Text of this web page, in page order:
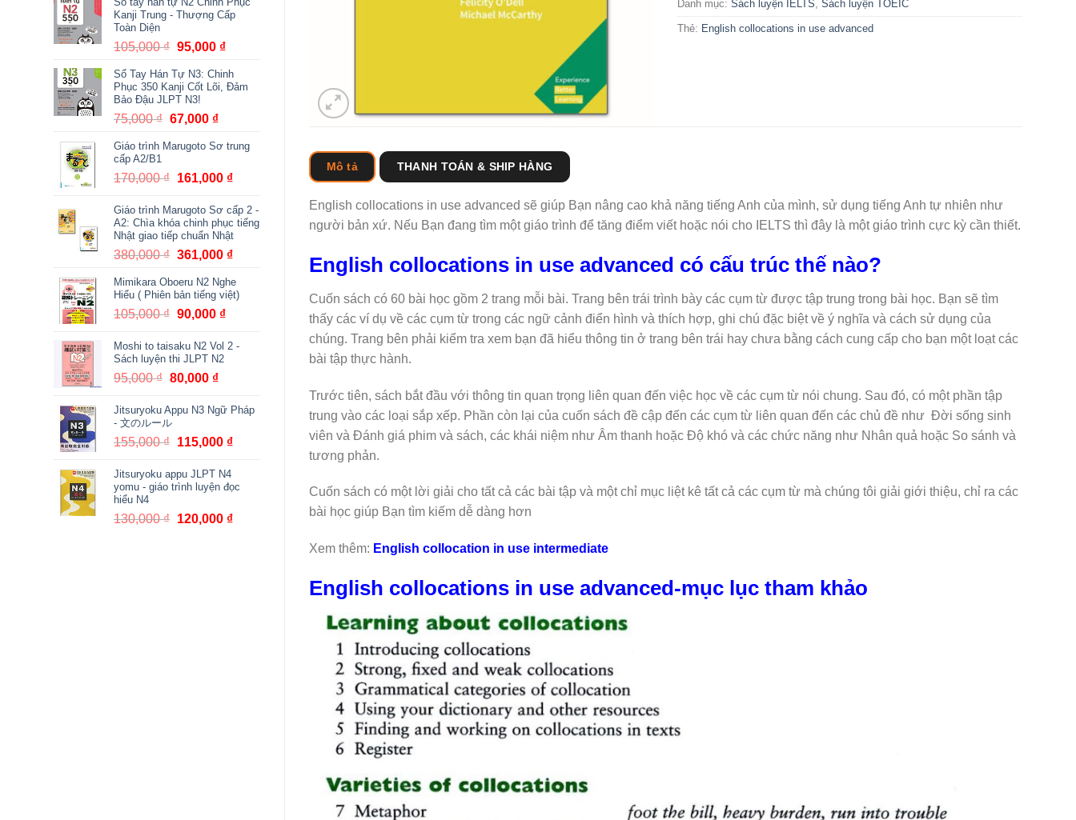
140,000 ₫.là:
Kanji Trung - Thượng Cấp
Toàn Diện
105,000₫ Giá
là:
105,000 ₫.
95,000 ₫Giá
tại
Sổ Tay Hán Tự N3: Chinh
Phục 350 Kanji Cốt Lõi, Đảm
Bảo Đậu JLPT N3!
75,000₫ Giá
là:
67,000 ₫Giá
tại
67,000 ₫.
Giáo trình Marugoto Sơ trung
cấp A2/B1
170,000₫ Giá
là:
170,000 ₫.
161,000 ₫Giá
tại
là:
Giáo trình Marugoto Sơ cấp 2 -
A2: Chìa khóa chinh phục tiếng
Nhật giao tiếp chuẩn Nhật
380,000₫ Giá
là:
380,000 ₫.
361,000 ₫Giá
tại
là:
Mimikara Oboeru N2 Nghe
Hiểu ( Phiên bản tiếng việt)
105,000₫ Giá
là:
105,000 ₫.
90,000 ₫Giá
tại
Moshi to taisaku N2 Vol 2 -
Sách luyện thi JLPT N2
95,000₫ Giá
là:
95,000 ₫.
80,000 ₫Giá
tại
80,000 ₫.
Jitsuryoku Appu N3 Ngữ Pháp
- 文のルール
155,000₫ Giá
là:
155,000 ₫.
115,000 ₫Giá
là:
Jitsuryoku appu JLPT N4
yomu - giáo trình luyện đọc
hiểu N4
130,000₫ Giá
120,000 ₫Giá
Danh mục:Sách luyện IELTS ,Sách luyện TOEIC
Thẻ: English collocations in use advanced
Mô tả THANH TOÁN & SHIP HÀNG
English collocations in use advanced sẽ giúp Bạn nâng cao khả năng tiếng Anh của mình, sử dụng tiếng Anh tự nhiên như
người bản xứ. Nếu Bạn đang tìm một giáo trình để tăng điểm viết hoặc nói cho IELTS thì đây là một giáo trình cực kỳ cần thiết.
English collocations in use advanced có cấu trúc thế nào?
Cuốn sách có 60 bài học gồm 2 trang mỗi bài. Trang bên trái trình bày các cụm từ được tập trung trong bài học. Bạn sẽ tìm
thấy các ví dụ về các cụm từ trong các ngữ cảnh điển hình và thích hợp, ghi chú đặc biệt về ý nghĩa và cách sử dụng của
chúng. Trang bên phải kiểm tra xem bạn đã hiểu thông tin ở trang bên trái hay chưa bằng cách cung cấp cho bạn một loạt các
bài tập thực hành.
Trước tiên, sách bắt đầu với thông tin quan trọng liên quan đến việc học về các cụm từ nói chung. Sau đó, có một phần tập
trung vào các loại sắp xếp. Phần còn lại của cuốn sách đề cập đến các cụm từ liên quan đến các chủ đề như Đời sống sinh
viên và Đánh giá phim và sách, các khái niệm như Âm thanh hoặc Độ khó và các chức năng như Nhân quả hoặc So sánh và
tương phản.
Cuốn sách có một lời giải cho tất cả các bài tập và một chỉ mục liệt kê tất cả các cụm từ mà chúng tôi giải giới thiệu, chỉ ra các
bài học giúp Bạn tìm kiếm dễ dàng hơn
Xem thêm: English collocation in use intermediate
English collocations in use advanced-mục lục tham khảo